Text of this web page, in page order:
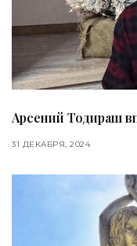
Арсений Тодираш
31 ДЕКАБРЯ, 2024